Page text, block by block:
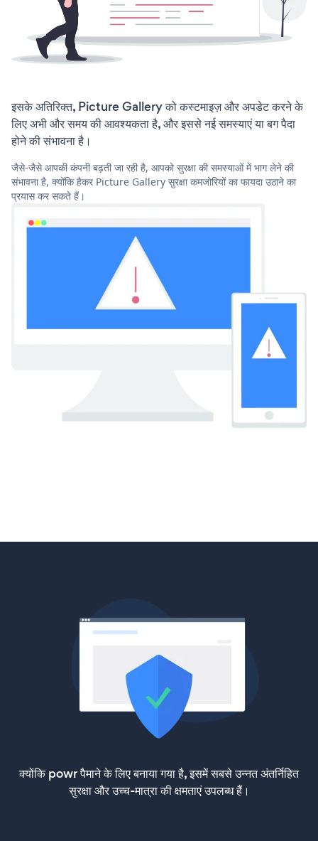
इसके अतिरिक्त, Picture Gallery को कस्टमाइज़ और अपडेट करने के
लिए अभी और समय की आवश्यकता है, और इससे नई समस्याएं या बग पैदा
होने की संभावना है।
जैसे-जैसे आपकी कंपनी बढ़ती जा रही है, आपको सुरक्षा की समस्याओं में भाग लेने की
संभावना है, क्योंकि हैकर Picture Gallery सुरक्षा कमजोरियों का फायदा उठाने का
प्रयास कर सकते हैं।
क्योंकि powr पैमाने के लिए बनाया गया है, इसमें सबसे उन्नत अंतर्निहित
सुरक्षा और उच्च-मात्रा की क्षमताएं उपलब्ध हैं।